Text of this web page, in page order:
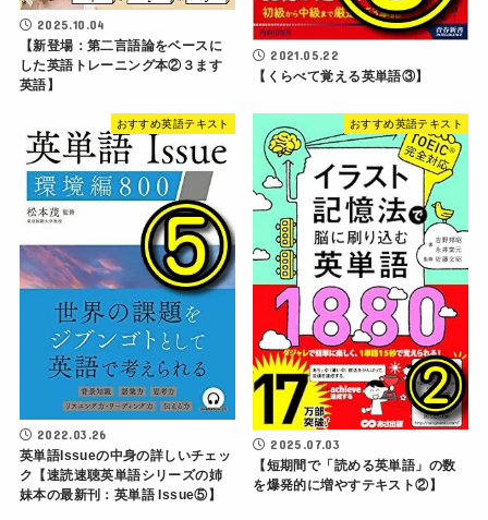
2025.10.04
【新登場：第二言語論をベースに
した英語トレーニング本②３ます
英語】
2021.05.22
【くらべて覚える英単語③】
おすすめ英語テキスト
2022.03.26
英単語Issueの中身の詳しいチェッ
ク【速読速聴英単語シリーズの姉
妹本の最新刊：英単語 Issue⑤】
おすすめ英語テキスト
2025.07.03
【短期間で「読める英単語」の数
を爆発的に増やすテキスト②】